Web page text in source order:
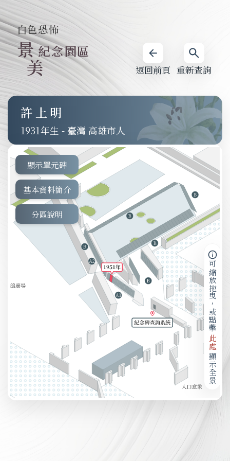
重新查詢
返回前頁
白色恐怖
景
美
紀念園區
許上明
1931 - 臺灣 高雄市人
顯示單元碑
基本資料簡介
分區說明
可縮放拖曳，或點擊
此處
顯示全景